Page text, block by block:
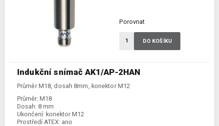
Indukční snímač AK1/AP-2HAN
Průměr M18, dosah 8mm, konektor M12
Průměr: M18
Dosah: 8 mm
Ukončení: konektor M12
Prostředí ATEX: ano
Porovnat
DO KOŠÍKU